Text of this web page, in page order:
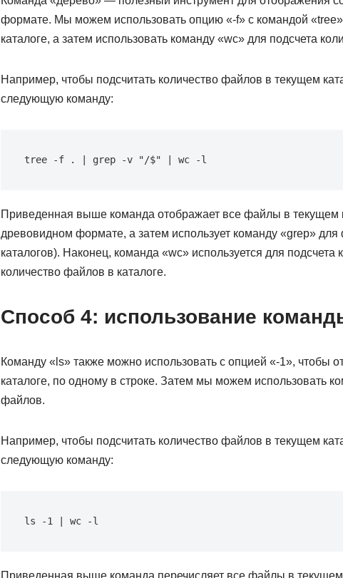
формате. Мы можем использовать опцию «-f» с командой
каталоге, а затем использовать команду «wc» для подсчета
Например, чтобы подсчитать количество файлов в текущем
следующую команду:
tree -f . | grep -v "/$" | wc -l
Приведенная выше команда отображает все файлы в текущем
древовидном формате, а затем использует команду «grep»
каталогов). Наконец, команда «wc» используется для подсчета
количество файлов в каталоге.
Способ 4: использование
Команду «ls» также можно использовать с опцией «-1», чтобы
каталоге, по одному в строке. Затем мы можем использовать
файлов.
Например, чтобы подсчитать количество файлов в текущем
следующую команду:
ls -1 | wc -l
Приведенная выше команда перечисляет все файлы в текущем